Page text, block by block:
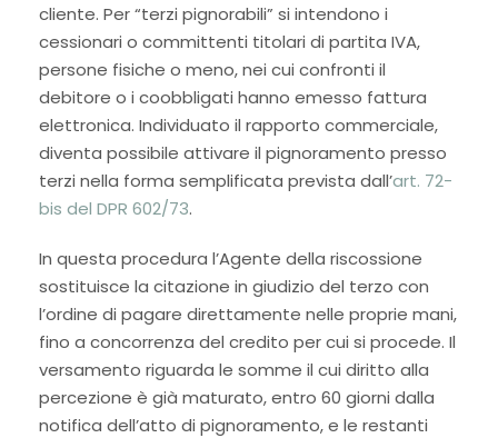
cliente. Per “terzi pignorabili” si intendono i
cessionari o committenti titolari di partita IVA,
persone fisiche o meno, nei cui confronti il
debitore o i coobbligati hanno emesso fattura
elettronica. Individuato il rapporto commerciale,
diventa possibile attivare il pignoramento presso
terzi nella forma semplificata prevista dall’art. 72-
bis del DPR 602/73.
In questa procedura l’Agente della riscossione
sostituisce la citazione in giudizio del terzo con
l’ordine di pagare direttamente nelle proprie mani,
fino a concorrenza del credito per cui si procede. Il
versamento riguarda le somme il cui diritto alla
percezione è già maturato, entro 60 giorni dalla
notifica dell’atto di pignoramento, e le restanti